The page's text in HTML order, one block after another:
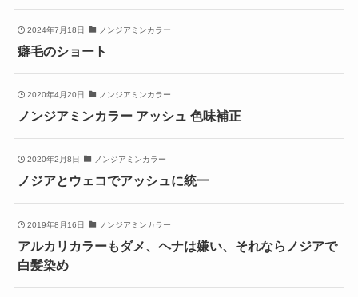
2024年7月18日 ノンジアミンカラー
癖毛のショート
2020年4月20日 ノンジアミンカラー
ノンジアミンカラー アッシュ 色味補正
2020年2月8日 ノンジアミンカラー
ノジアとウェコでアッシュに統一
2019年8月16日 ノンジアミンカラー
アルカリカラーもダメ、ヘナは嫌い、それならノジアで
白髪染め